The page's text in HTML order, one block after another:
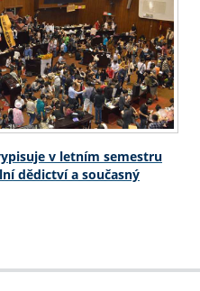
v letním semestru
dědictví a současný